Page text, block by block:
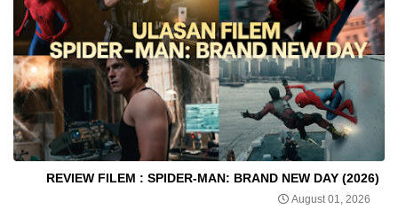
REVIEW FILEM : SPIDER-MAN: BRAND NEW DAY (2026)
August 01, 2026